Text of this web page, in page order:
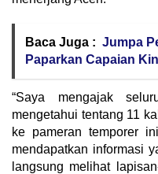
Baca Juga : Jumpa
Paparkan Capaian
“Saya mengajak
mengetahui tentang 11
ke pameran temporer
mendapatkan informasi
langsung melihat